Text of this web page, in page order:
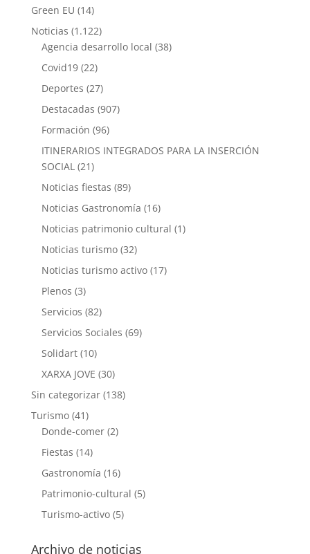
Green EU (14)
Noticias (1.122)
Agencia desarrollo local (38)
Covid19(22)
Deportes (27)
Destacadas (907)
Formación (96)
ITINERARIOS INTEGRADOS PARA LA INSERCIÓN
SOCIAL(21)
Noticias fiestas (89)
Noticias Gastronomía (16)
Noticias patrimonio cultural (1)
Noticias turismo(32)
Noticias turismo activo(17)
Plenos (3)
Servicios (82)
Servicios Sociales (69)
Solidart(10)
XARXA JOVE (30)
Sin categorizar(138)
Turismo(41)
Donde-comer(2)
Fiestas (14)
Gastronomía (16)
Patrimonio-cultural (5)
Turismo-activo(5)
Archivo de noticias